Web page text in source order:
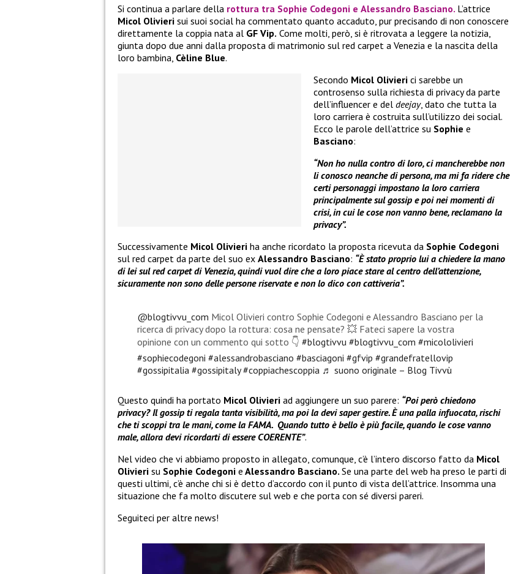
Si continua a parlare della rottura tra Sophie Codegoni e Alessandro Basciano. L’attrice
Micol Olivieri sui suoi social ha commentato quanto accaduto, pur precisando di non conoscere
direttamente la coppia nata al GF Vip. Come molti, però, si è ritrovata a leggere la notizia,
giunta dopo due anni dalla proposta di matrimonio sul red carpet a Venezia e la nascita della
loro bambina, Cèline Blue.
Secondo Micol Olivieri ci sarebbe un
controsenso sulla richiesta di privacy da parte
dell’influencer e del deejay, dato che tutta la
loro carriera è costruita sull’utilizzo dei social.
Ecco le parole dell’attrice su Sophie e
Basciano:
“Non ho nulla contro di loro, ci mancherebbe non
li conosco neanche di persona, ma mi fa ridere che
certi personaggi impostano la loro carriera
principalmente sul gossip e poi nei momenti di
crisi, in cui le cose non vanno bene, reclamano la
privacy”.
Successivamente Micol Olivieri ha anche ricordato la proposta ricevuta da Sophie Codegoni
sul red carpet da parte del suo ex Alessandro Basciano: “È stato proprio lui a chiedere la mano
di lei sul red carpet di Venezia, quindi vuol dire che a loro piace stare al centro dell’attenzione,
sicuramente non sono delle persone riservate e non lo dico con cattiveria”.
@blogtivvu_com Micol Olivieri contro Sophie Codegoni e Alessandro Basciano per la
ricerca di privacy dopo la rottura: cosa ne pensate? 💥 Fateci sapere la vostra
opinione con un commento qui sotto 👇 #blogtivvu #blogtivvu_com #micololivieri
#sophiecodegoni #alessandrobasciano #basciagoni #gfvip #grandefratellovip
#gossipitalia #gossipitaly #coppiachescoppia ♬ suono originale – Blog Tivvù
Questo quindi ha portato Micol Olivieri ad aggiungere un suo parere: “Poi però chiedono
privacy? Il gossip ti regala tanta visibilità, ma poi la devi saper gestire. È una palla infuocata, rischi
che ti scoppi tra le mani, come la FAMA. Quando tutto è bello è più facile, quando le cose vanno
male, allora devi ricordarti di essere COERENTE”.
Nel video che vi abbiamo proposto in allegato, comunque, c’è l’intero discorso fatto da Micol
Olivieri su Sophie Codegoni e Alessandro Basciano. Se una parte del web ha preso le parti di
questi ultimi, c’è anche chi si è detto d’accordo con il punto di vista dell’attrice. Insomma una
situazione che fa molto discutere sul web e che porta con sé diversi pareri.
Seguiteci per altre news!